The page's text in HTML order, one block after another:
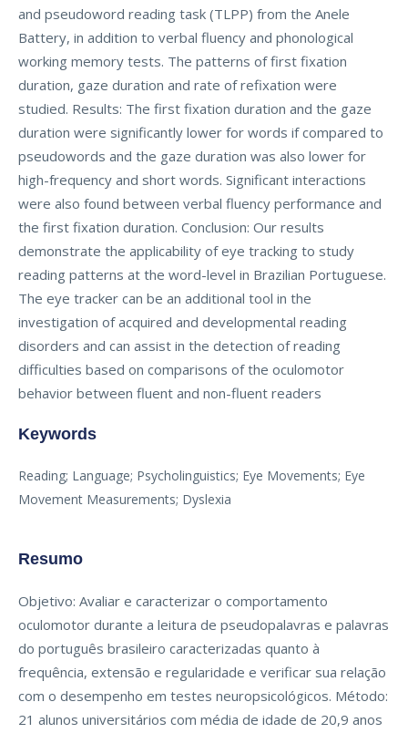
and pseudoword reading task (TLPP) from the Anele
Battery, in addition to verbal fluency and phonological
working memory tests. The patterns of first fixation
duration, gaze duration and rate of refixation were
studied. Results: The first fixation duration and the gaze
duration were significantly lower for words if compared to
pseudowords and the gaze duration was also lower for
high-frequency and short words. Significant interactions
were also found between verbal fluency performance and
the first fixation duration. Conclusion: Our results
demonstrate the applicability of eye tracking to study
reading patterns at the word-level in Brazilian Portuguese.
The eye tracker can be an additional tool in the
investigation of acquired and developmental reading
disorders and can assist in the detection of reading
difficulties based on comparisons of the oculomotor
behavior between fluent and non-fluent readers
Keywords
Reading; Language; Psycholinguistics; Eye Movements; Eye
Movement Measurements; Dyslexia
Resumo
Objetivo: Avaliar e caracterizar o comportamento
oculomotor durante a leitura de pseudopalavras e palavras
do português brasileiro caracterizadas quanto à
frequência, extensão e regularidade e verificar sua relação
com o desempenho em testes neuropsicológicos. Método:
21 alunos universitários com média de idade de 20,9 anos